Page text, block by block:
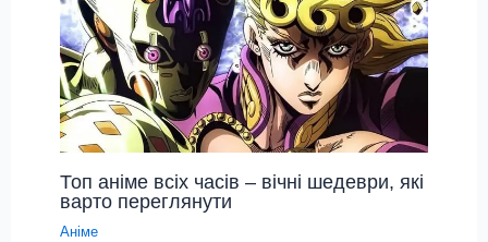
Топ аніме всіх часів – вічні шедеври, які
варто переглянути
Аніме